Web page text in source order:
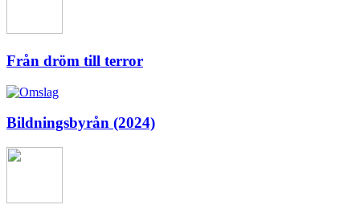
Från dröm till terror
Bildningsbyrån (2024)